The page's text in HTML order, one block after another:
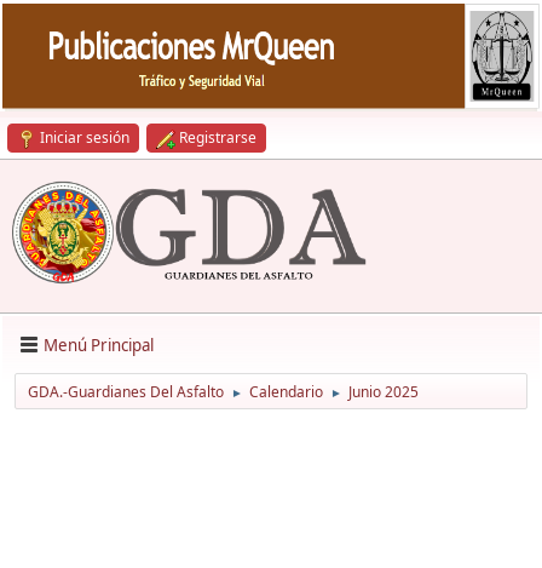
Iniciar sesión Registrarse
Menú Principal
GDA.-Guardianes Del Asfalto ► Calendario ► Junio 2025